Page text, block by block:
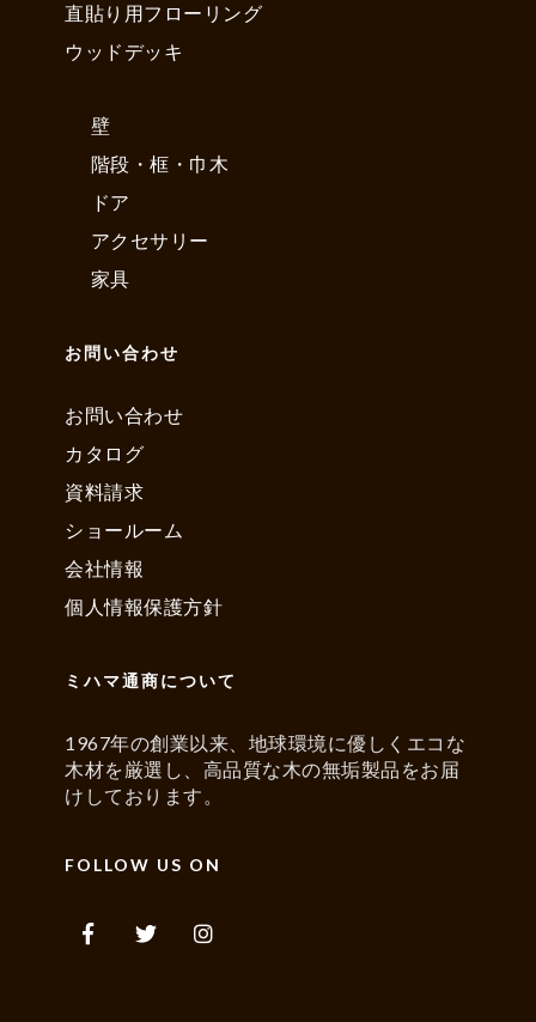
直貼り用フローリング
ウッドデッキ
壁
階段・框・巾木
ドア
アクセサリー
家具
お問い合わせ
お問い合わせ
カタログ
資料請求
ショールーム
会社情報
個人情報保護方針
ミハマ通商について
1967年の創業以来、地球環境に優しくエコな
木材を厳選し、高品質な木の無垢製品をお届
けしております。
FOLLOW US ON